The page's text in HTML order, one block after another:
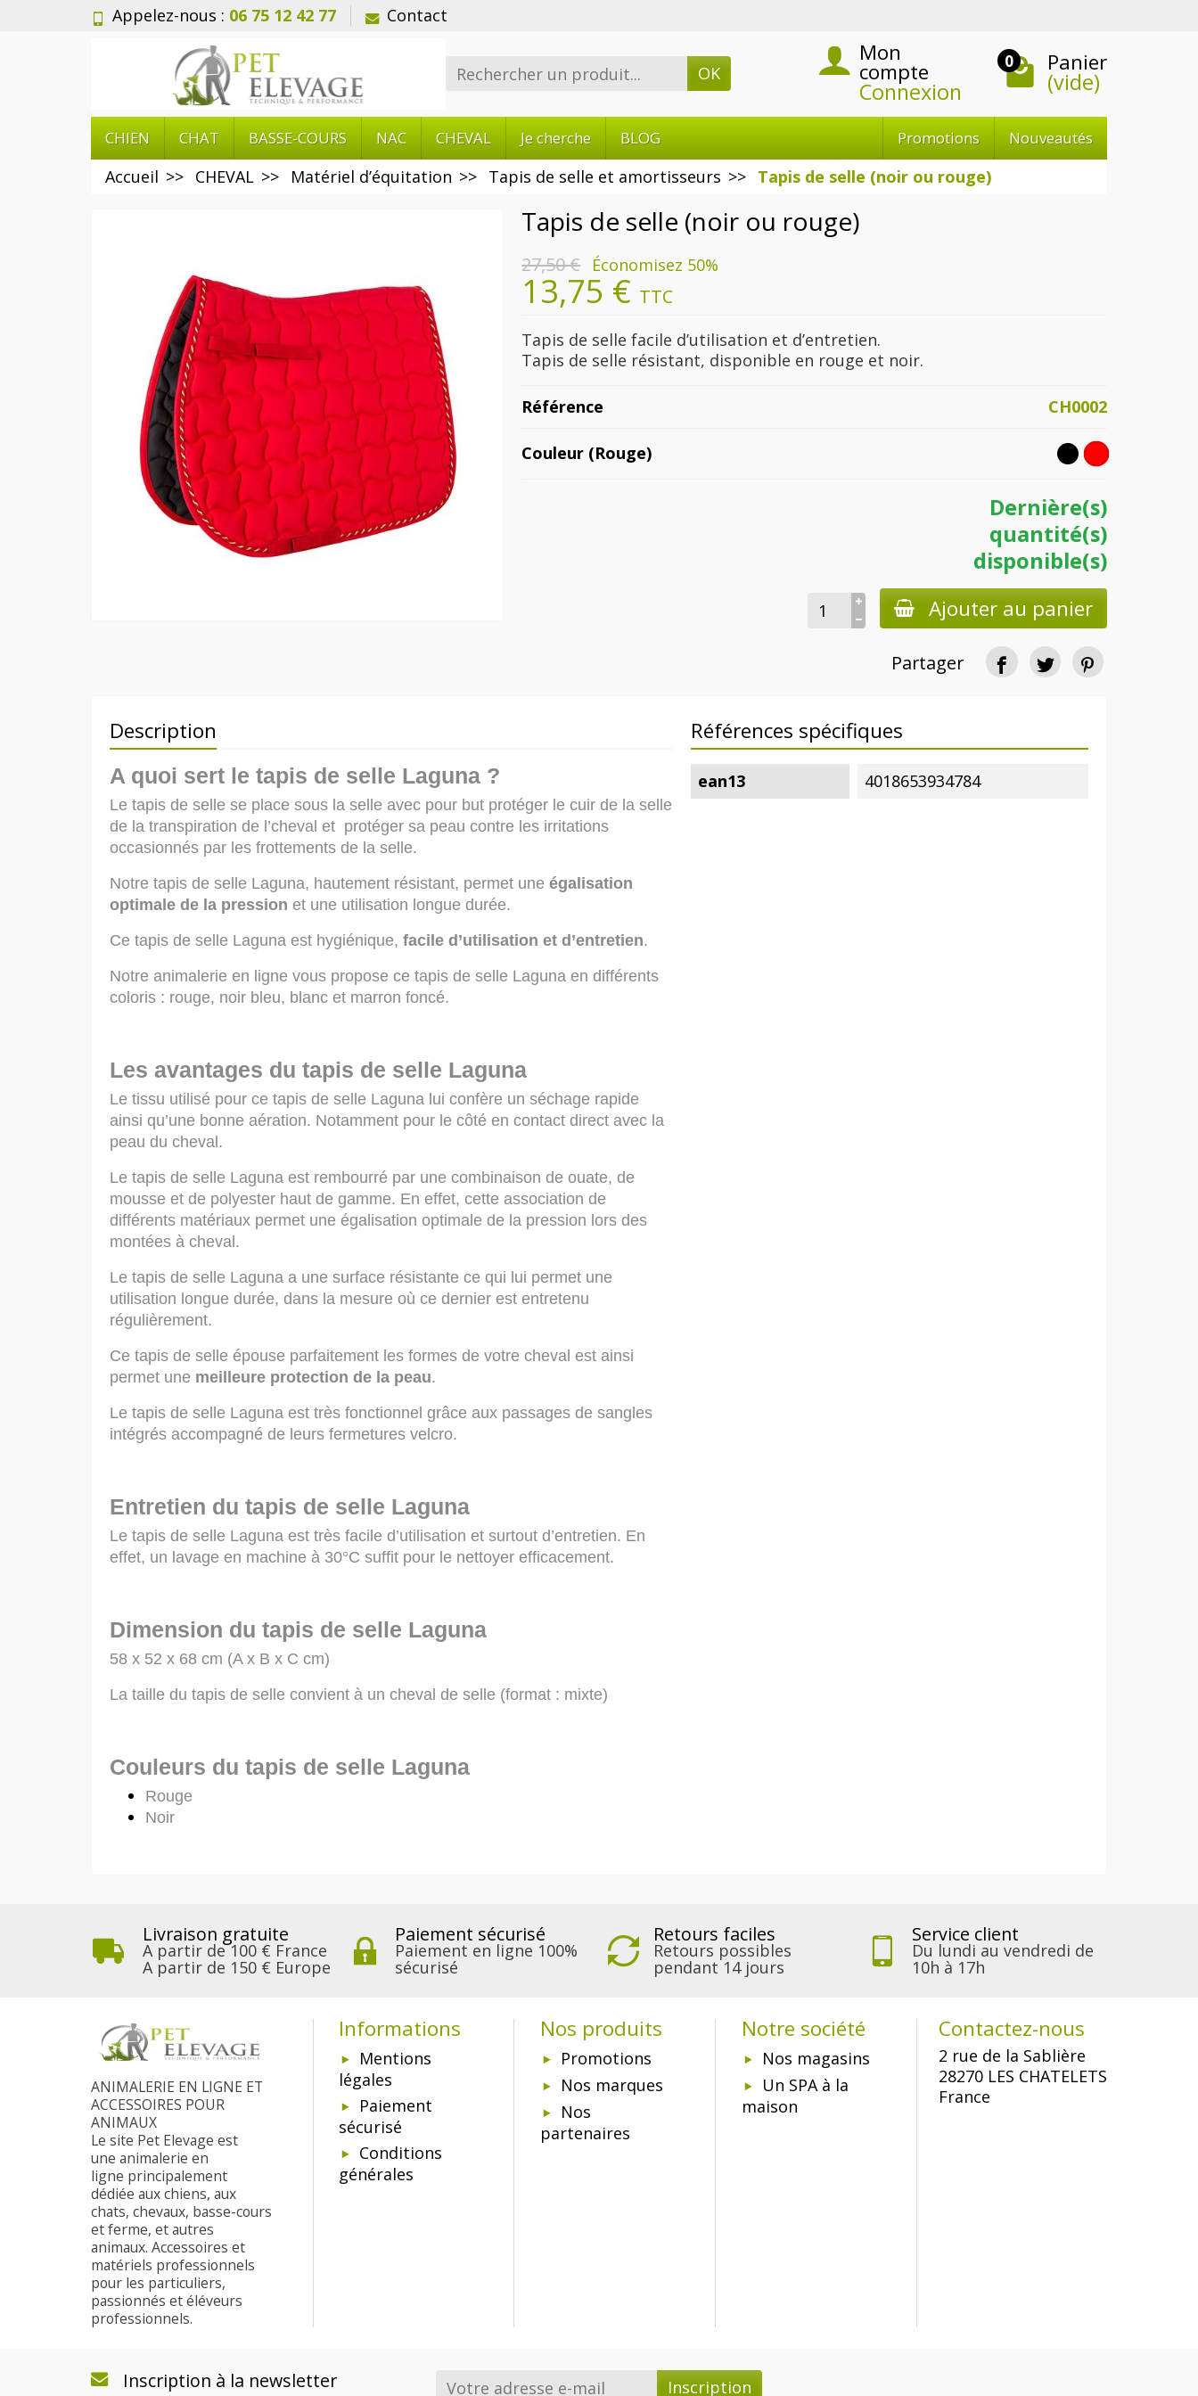
Appelez-nous : 06 75 12 42 77 Contact
OK
Mon
compte
Connexion
0 Panier
(vide)
CHIEN CHAT BASSE-COURS NAC CHEVAL Je cherche BLOG Promotions Nouveautés
Accueil CHEVAL Matériel d’équitation Tapis de selle et amortisseurs Tapis de selle (noir ou rouge)
Tapis de selle (noir ou rouge)
27,50 € Économisez 50%
13,75 € TTC
Tapis de selle facile d’utilisation et d’entretien.
Tapis de selle résistant, disponible en rouge et noir.
Référence CH0002
Couleur (Rouge)
Dernière(s)
quantité(s)
disponible(s)
Ajouter au panier
Partager
Description
A quoi sert le tapis de selle Laguna ?
Le tapis de selle se place sous la selle avec pour but protéger le cuir de la selle
de la transpiration de l’cheval et protéger sa peau contre les irritations
occasionnés par les frottements de la selle.
Notre tapis de selle Laguna, hautement résistant, permet une égalisation
optimale de la pression et une utilisation longue durée.
Ce tapis de selle Laguna est hygiénique, facile d’utilisation et d’entretien.
Notre animalerie en ligne vous propose ce tapis de selle Laguna en différents
coloris : rouge, noir bleu, blanc et marron foncé.
Les avantages du tapis de selle Laguna
Le tissu utilisé pour ce tapis de selle Laguna lui confère un séchage rapide
ainsi qu’une bonne aération. Notamment pour le côté en contact direct avec la
peau du cheval.
Le tapis de selle Laguna est rembourré par une combinaison de ouate, de
mousse et de polyester haut de gamme. En effet, cette association de
différents matériaux permet une égalisation optimale de la pression lors des
montées à cheval.
Le tapis de selle Laguna a une surface résistante ce qui lui permet une
utilisation longue durée, dans la mesure où ce dernier est entretenu
régulièrement.
Ce tapis de selle épouse parfaitement les formes de votre cheval est ainsi
permet une meilleure protection de la peau.
Le tapis de selle Laguna est très fonctionnel grâce aux passages de sangles
intégrés accompagné de leurs fermetures velcro.
Entretien du tapis de selle Laguna
Le tapis de selle Laguna est très facile d’utilisation et surtout d’entretien. En
effet, un lavage en machine à 30°C suffit pour le nettoyer efficacement.
Dimension du tapis de selle Laguna
58 x 52 x 68 cm (A x B x C cm)
La taille du tapis de selle convient à un cheval de selle (format : mixte)
Couleurs du tapis de selle Laguna
Rouge
Noir
Références spécifiques
ean13 4018653934784
Livraison gratuite
A partir de 100 € France
A partir de 150 € Europe
Paiement sécurisé
Paiement en ligne 100%
sécurisé
Retours faciles
Retours possibles
pendant 14 jours
Service client
Du lundi au vendredi de
10h à 17h
ANIMALERIE EN LIGNE ET
ACCESSOIRES POUR
ANIMAUX
Le site Pet Elevage est
une animalerie en
ligne principalement
dédiée aux chiens, aux
chats, chevaux, basse-cours
et ferme, et autres
animaux. Accessoires et
matériels professionnels
pour les particuliers,
passionnés et éléveurs
professionnels.
Informations
Mentions
légales
Paiement
sécurisé
Conditions
générales
Nos produits
Promotions
Nos marques
Nos
partenaires
Notre société
Nos magasins
Un SPA à la
maison
Contactez-nous
2 rue de la Sablière
28270 LES CHATELETS
France
Inscription à la newsletter